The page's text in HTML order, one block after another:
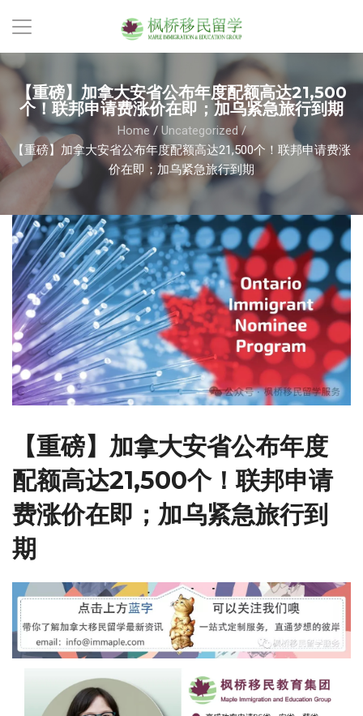
【重磅】加拿大安省公布年度配额高达21,500
个！联邦申请费涨价在即；加乌紧急旅行到期
Home / Uncategorized/
【重磅】加拿大安省公布年度配额高达21,500个！联邦申请费涨
价在即；加乌紧急旅行到期
【重磅】加拿大安省公布年度
配额高达21,500个！联邦申请
费涨价在即；加乌紧急旅行到
期